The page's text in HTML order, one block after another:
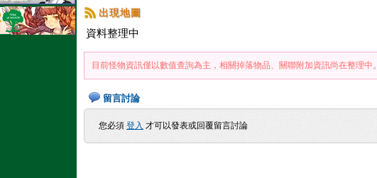
出現地圖
資料整理中
目前怪物資訊僅以數值查詢為主，相關掉落物品、關聯附加資訊尚在整理中。
留言討論
您必須 登入 才可以發表或回覆留言討論